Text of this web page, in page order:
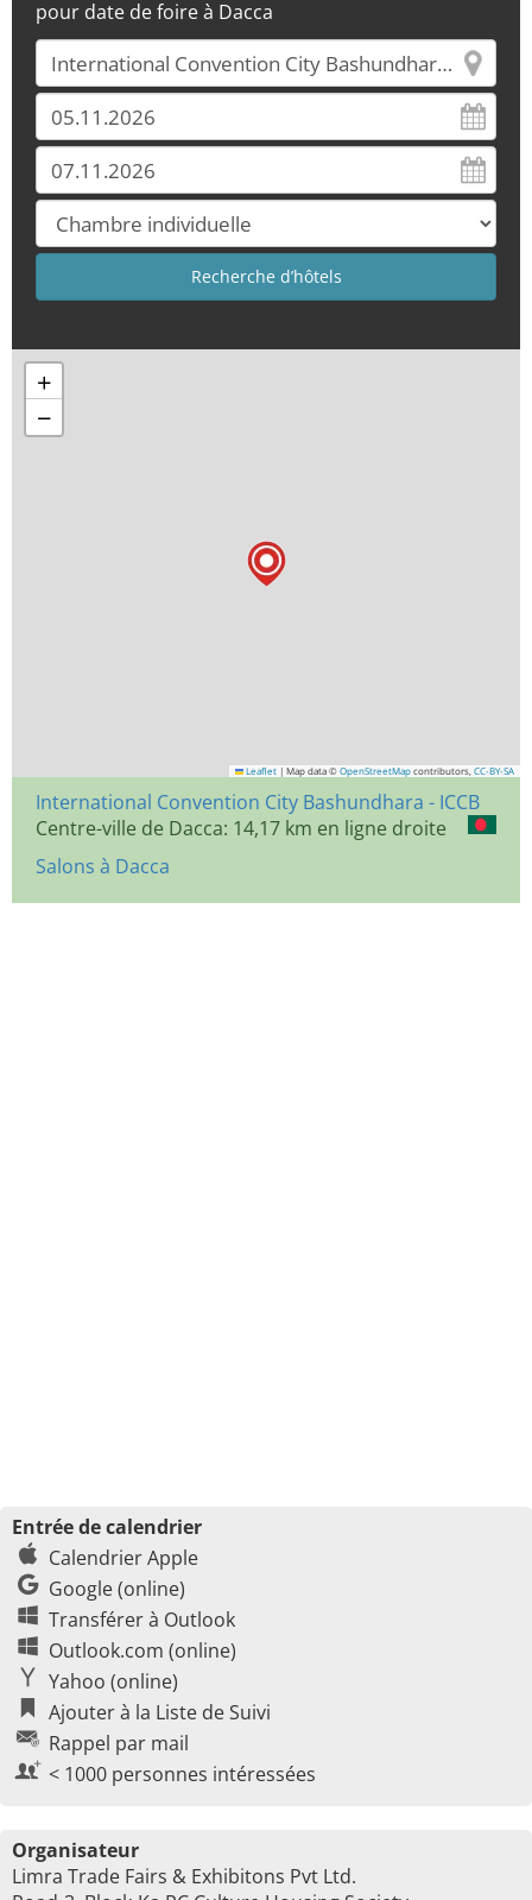
pour date de foire à Dacca
+
−
Leaflet | Map data © OpenStreetMap contributors, CC-BY-SA
International Convention City Bashundhara - ICCB
Centre-ville de Dacca: 14,17 km en ligne droite
Salons à Dacca
Entrée de calendrier
Calendrier Apple
Google (online)
Transférer à Outlook
Outlook.com (online)
Yahoo (online)
Ajouter à la Liste de Suivi
Rappel par mail
< 1000 personnes intéressées
Organisateur
Limra Trade Fairs & Exhibitons Pvt Ltd.